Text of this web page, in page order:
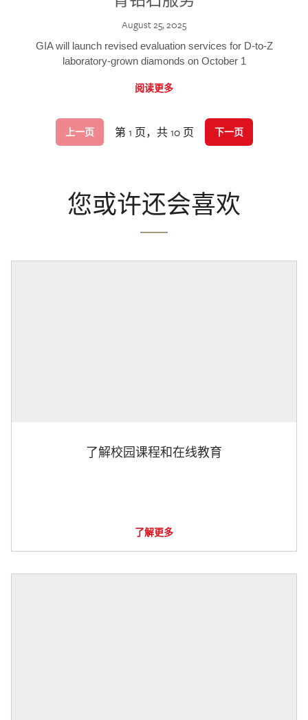
August 25, 2025
GIA will launch revised evaluation services for D-to-Z
laboratory-grown diamonds on October 1
阅读更多
上一页 第 1 页，共 10 页 下一页
您或许还会喜欢
了解校园课程和在线教育
了解更多